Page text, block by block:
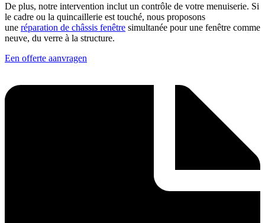
De plus, notre intervention inclut un contrôle de votre menuiserie. Si
le cadre ou la quincaillerie est touché, nous proposons
une réparation de châssis fenêtre simultanée pour une fenêtre comme
neuve, du verre à la structure.
Een offerte aanvragen